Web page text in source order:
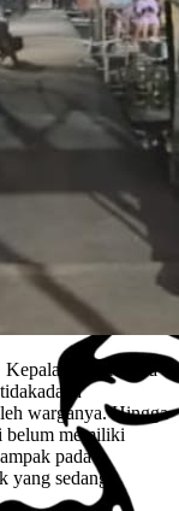
Desa Muara
warganya. Hingga
belum memiliki
pada
yang sedang